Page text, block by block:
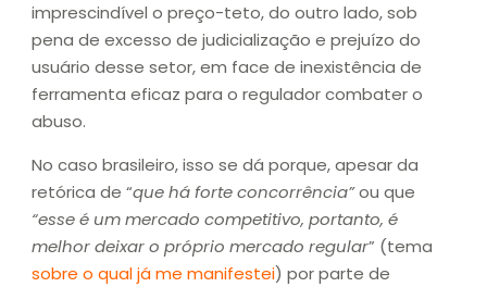
imprescindível o preço-teto, do outro lado, sob
pena de excesso de judicialização e prejuízo do
usuário desse setor, em face de inexistência de
ferramenta eficaz para o regulador combater o
abuso.
No caso brasileiro, isso se dá porque, apesar da
retórica de “que há forte concorrência”ou que
“esse é um mercado competitivo, portanto, é
melhor deixar o próprio mercado regular” (tema
sobre o qual já me manifestei) por parte de